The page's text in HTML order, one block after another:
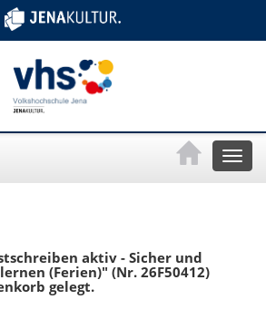
Toggle
aktiv - Sicher und
(Ferien)" (Nr. 26F50412)
gelegt.